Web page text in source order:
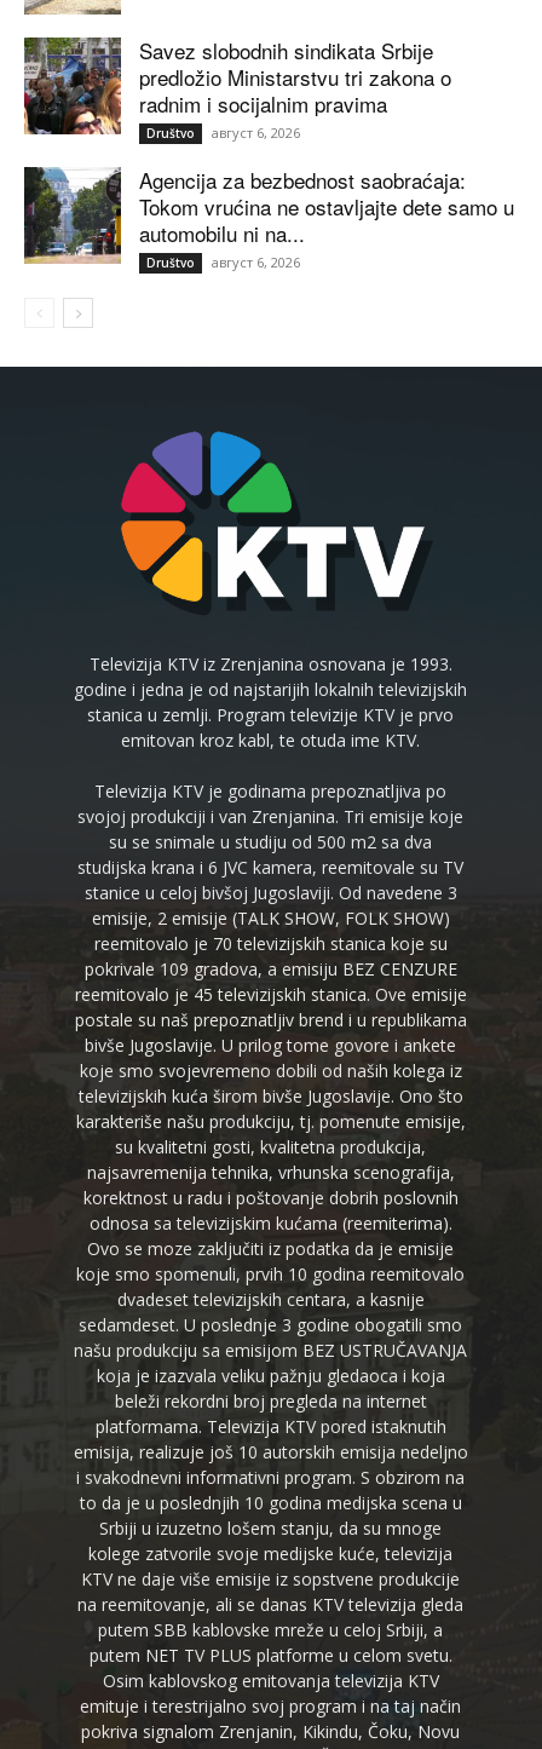
Savez slobodnih sindikata Srbije
predložio Ministarstvu tri zakona o
radnim i socijalnim pravima
Društvo август 6, 2026
Agencija za bezbednost saobraćaja:
Tokom vrućina ne ostavljajte dete samo u
automobilu ni na...
Društvo август 6, 2026
Televizija KTV iz Zrenjanina osnovana je 1993.
godine i jedna je od najstarijih lokalnih televizijskih
stanica u zemlji. Program televizije KTV je prvo
emitovan kroz kabl, te otuda ime KTV.
Televizija KTV je godinama prepoznatljiva po
svojoj produkciji i van Zrenjanina. Tri emisije koje
su se snimale u studiju od 500 m2 sa dva
studijska krana i 6 JVC kamera, reemitovale su TV
stanice u celoj bivšoj Jugoslaviji. Od navedene 3
emisije, 2 emisije (TALK SHOW, FOLK SHOW)
reemitovalo je 70 televizijskih stanica koje su
pokrivale 109 gradova, a emisiju BEZ CENZURE
reemitovalo je 45 televizijskih stanica. Ove emisije
postale su naš prepoznatljiv brend i u republikama
bivše Jugoslavije. U prilog tome govore i ankete
koje smo svojevremeno dobili od naših kolega iz
televizijskih kuća širom bivše Jugoslavije. Ono što
karakteriše našu produkciju, tj. pomenute emisije,
su kvalitetni gosti, kvalitetna produkcija,
najsavremenija tehnika, vrhunska scenografija,
korektnost u radu i poštovanje dobrih poslovnih
odnosa sa televizijskim kućama (reemiterima).
Ovo se moze zaključiti iz podatka da je emisije
koje smo spomenuli, prvih 10 godina reemitovalo
dvadeset televizijskih centara, a kasnije
sedamdeset. U poslednje 3 godine obogatili smo
našu produkciju sa emisijom BEZ USTRUČAVANJA
koja je izazvala veliku pažnju gledaoca i koja
beleži rekordni broj pregleda na internet
platformama. Televizija KTV pored istaknutih
emisija, realizuje još 10 autorskih emisija nedeljno
i svakodnevni informativni program. S obzirom na
to da je u poslednjih 10 godina medijska scena u
Srbiji u izuzetno lošem stanju, da su mnoge
kolege zatvorile svoje medijske kuće, televizija
KTV ne daje više emisije iz sopstvene produkcije
na reemitovanje, ali se danas KTV televizija gleda
putem SBB kablovske mreže u celoj Srbiji, a
putem NET TV PLUS platforme u celom svetu.
Osim kablovskog emitovanja televizija KTV
emituje i terestrijalno svoj program i na taj način
pokriva signalom Zrenjanin, Kikindu, Čoku, Novu